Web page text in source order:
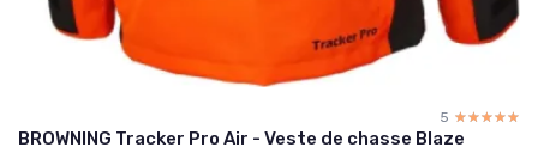
5 ☆☆☆☆☆
★★★★★
BROWNING Tracker Pro Air - Veste de chasse Blaze